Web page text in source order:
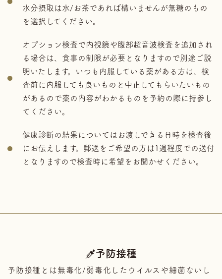
水分摂取は水/お茶であれば構いませんが無糖のもの
を選択してください。
オプション検査で内視鏡や腹部超音波検査を追加され
る場合は、食事の制限が必要となりますので別途ご説
明いたします。いつも内服している薬がある方は、検
査前に内服しても良いものと中止してもらいたいもの
があるので薬の内容がわかるものを予約の際に持参し
てください。
健康診断の結果についてはお渡しできる日時を検査後
にお伝えします。郵送をご希望の方は1週程度での送付
となりますので検査時に希望をお聞かせください。
予防接種
予防接種とは無毒化/弱毒化したウイルスや細菌ないし